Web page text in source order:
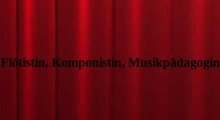
Flötistin, Komponistin, Musikpädagogin